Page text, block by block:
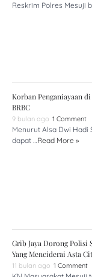
Reskrim Polres Mesuji
Korban Penganiayaan
BRBC
9 bulan ago 1 Comment
Menurut Alsa Dwi Hadi
dapat …Read More »
Grib Jaya Dorong Polisi
Yang Menciderai Asta
11 bulan ago 1 Comment